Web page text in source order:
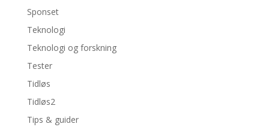
Sponset
Teknologi
Teknologi og forskning
Tester
Tidløs
Tidløs2
Tips & guider